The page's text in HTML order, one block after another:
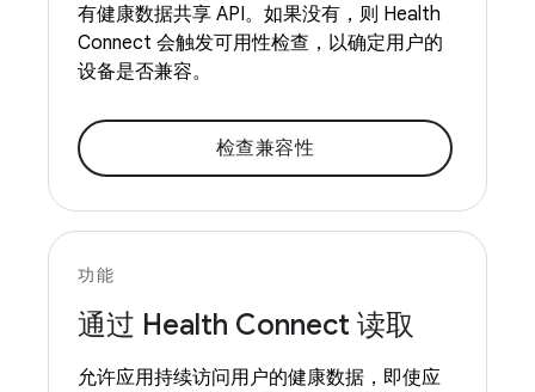
有健康数据共享 API。如果没有，则 Health
Connect 会触发可用性检查，以确定用户的
设备是否兼容。
检查兼容性
功能
通过 Health Connect 读取
允许应用持续访问用户的健康数据，即使应